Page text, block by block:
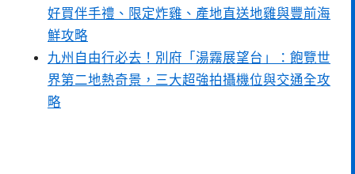
好買伴手禮、限定炸雞、產地直送地雞與豐前海
鮮攻略
九州自由行必去！別府「湯霧展望台」：飽覽世
界第二地熱奇景，三大超強拍攝機位與交通全攻
略